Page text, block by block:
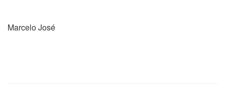
Marcelo José